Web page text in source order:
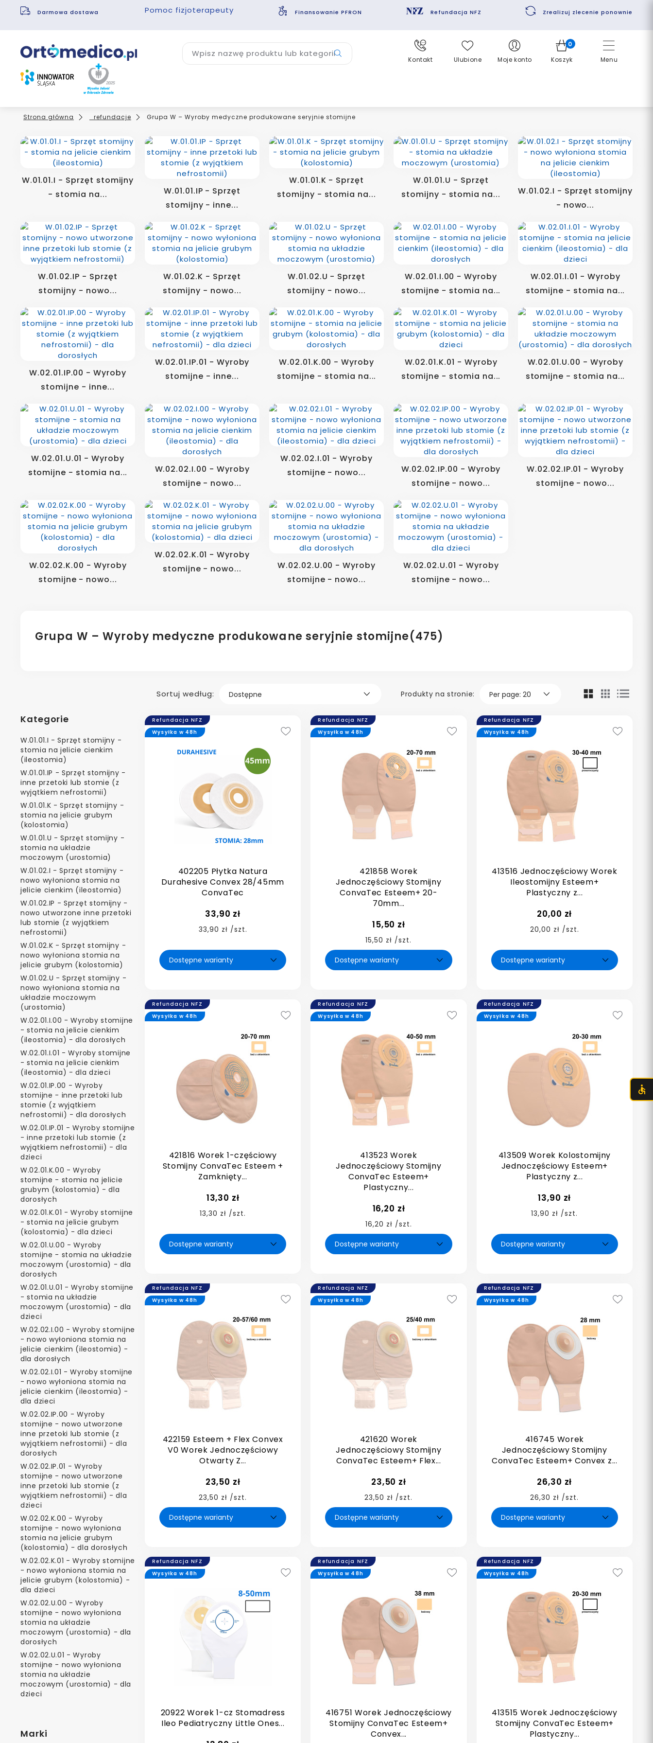
Darmowa dostawa Pomoc fizjoterapeuty Finansowanie PFRON Refundacja NFZ Zrealizuj zlecenie ponownie
Menu
Wpisz nazwę produktu lub kategorii
Kontakt Ulubione Moje konto
0
Koszyk
Strona główna _refundacje Grupa W – Wyroby medyczne produkowane seryjnie stomijne
W.01.01.I - Sprzęt stomijny
- stomia na...
W.01.01.IP - Sprzęt
stomijny - inne...
W.01.01.K - Sprzęt
stomijny - stomia na...
W.01.01.U - Sprzęt
stomijny - stomia na...
W.01.02.I - Sprzęt stomijny
- nowo...
W.01.02.IP - Sprzęt
stomijny - nowo...
W.01.02.K - Sprzęt
stomijny - nowo...
W.01.02.U - Sprzęt
stomijny - nowo...
W.02.01.I.00 - Wyroby
stomijne - stomia na...
W.02.01.I.01 - Wyroby
stomijne - stomia na...
W.02.01.IP.00 - Wyroby
stomijne - inne...
W.02.01.IP.01 - Wyroby
stomijne - inne...
W.02.01.K.00 - Wyroby
stomijne - stomia na...
W.02.01.K.01 - Wyroby
stomijne - stomia na...
W.02.01.U.00 - Wyroby
stomijne - stomia na...
W.02.01.U.01 - Wyroby
stomijne - stomia na...
W.02.02.I.00 - Wyroby
stomijne - nowo...
W.02.02.I.01 - Wyroby
stomijne - nowo...
W.02.02.IP.00 - Wyroby
stomijne - nowo...
W.02.02.IP.01 - Wyroby
stomijne - nowo...
W.02.02.K.00 - Wyroby
stomijne - nowo...
W.02.02.K.01 - Wyroby
stomijne - nowo...
W.02.02.U.00 - Wyroby
stomijne - nowo...
W.02.02.U.01 - Wyroby
stomijne - nowo...
Grupa W – Wyroby medyczne produkowane seryjnie stomijne(475)
Kategorie
W.01.01.I - Sprzęt stomijny -
stomia na jelicie cienkim
(ileostomia)
W.01.01.IP - Sprzęt stomijny -
inne przetoki lub stomie (z
wyjątkiem nefrostomii)
W.01.01.K - Sprzęt stomijny -
stomia na jelicie grubym
(kolostomia)
W.01.01.U - Sprzęt stomijny -
stomia na układzie
moczowym (urostomia)
W.01.02.I - Sprzęt stomijny -
nowo wyłoniona stomia na
jelicie cienkim (ileostomia)
W.01.02.IP - Sprzęt stomijny -
nowo utworzone inne przetoki
lub stomie (z wyjątkiem
nefrostomii)
W.01.02.K - Sprzęt stomijny -
nowo wyłoniona stomia na
jelicie grubym (kolostomia)
W.01.02.U - Sprzęt stomijny -
nowo wyłoniona stomia na
układzie moczowym
(urostomia)
W.02.01.I.00 - Wyroby stomijne
- stomia na jelicie cienkim
(ileostomia) - dla dorosłych
W.02.01.I.01 - Wyroby stomijne
- stomia na jelicie cienkim
(ileostomia) - dla dzieci
W.02.01.IP.00 - Wyroby
stomijne - inne przetoki lub
stomie (z wyjątkiem
nefrostomii) - dla dorosłych
W.02.01.IP.01 - Wyroby stomijne
- inne przetoki lub stomie (z
wyjątkiem nefrostomii) - dla
dzieci
W.02.01.K.00 - Wyroby
stomijne - stomia na jelicie
grubym (kolostomia) - dla
dorosłych
W.02.01.K.01 - Wyroby stomijne
- stomia na jelicie grubym
(kolostomia) - dla dzieci
W.02.01.U.00 - Wyroby
stomijne - stomia na układzie
moczowym (urostomia) - dla
dorosłych
W.02.01.U.01 - Wyroby stomijne
- stomia na układzie
moczowym (urostomia) - dla
dzieci
W.02.02.I.00 - Wyroby stomijne
- nowo wyłoniona stomia na
jelicie cienkim (ileostomia) -
dla dorosłych
W.02.02.I.01 - Wyroby stomijne
- nowo wyłoniona stomia na
jelicie cienkim (ileostomia) -
dla dzieci
W.02.02.IP.00 - Wyroby
stomijne - nowo utworzone
inne przetoki lub stomie (z
wyjątkiem nefrostomii) - dla
dorosłych
W.02.02.IP.01 - Wyroby
stomijne - nowo utworzone
inne przetoki lub stomie (z
wyjątkiem nefrostomii) - dla
dzieci
W.02.02.K.00 - Wyroby
stomijne - nowo wyłoniona
stomia na jelicie grubym
(kolostomia) - dla dorosłych
W.02.02.K.01 - Wyroby stomijne
- nowo wyłoniona stomia na
jelicie grubym (kolostomia) -
dla dzieci
W.02.02.U.00 - Wyroby
stomijne - nowo wyłoniona
stomia na układzie
moczowym (urostomia) - dla
dorosłych
W.02.02.U.01 - Wyroby
stomijne - nowo wyłoniona
stomia na układzie
moczowym (urostomia) - dla
dzieci
Marki
Sortuj według: Produkty na stronie:
Refundacja NFZ
402205 Płytka Natura
Durahesive Convex 28/45mm
ConvaTec
33,90 zł
33,90 zł /szt.
Wysyłka w 48h
Refundacja NFZ
421858 Worek
Jednoczęściowy Stomijny
ConvaTec Esteem+ 20-
70mm...
15,50 zł
15,50 zł /szt.
Wysyłka w 48h
Refundacja NFZ
413516 Jednoczęściowy Worek
Ileostomijny Esteem+
Plastyczny z...
20,00 zł
20,00 zł /szt.
Wysyłka w 48h
Refundacja NFZ
421816 Worek 1-częściowy
Stomijny ConvaTec Esteem +
Zamknięty...
13,30 zł
13,30 zł /szt.
Wysyłka w 48h
Refundacja NFZ
413523 Worek
Jednoczęściowy Stomijny
ConvaTec Esteem+
Plastyczny...
16,20 zł
16,20 zł /szt.
Wysyłka w 48h
Refundacja NFZ
413509 Worek Kolostomijny
Jednoczęściowy Esteem+
Plastyczny z...
13,90 zł
13,90 zł /szt.
Wysyłka w 48h
Refundacja NFZ
422159 Esteem + Flex Convex
V0 Worek Jednoczęściowy
Otwarty Z...
23,50 zł
23,50 zł /szt.
Wysyłka w 48h
Refundacja NFZ
421620 Worek
Jednoczęściowy Stomijny
ConvaTec Esteem+ Flex...
23,50 zł
23,50 zł /szt.
Wysyłka w 48h
Refundacja NFZ
416745 Worek
Jednoczęściowy Stomijny
ConvaTec Esteem+ Convex z...
26,30 zł
26,30 zł /szt.
Wysyłka w 48h
Refundacja NFZ
20922 Worek 1-cz Stomadress
Ileo Pediatryczny Little Ones...
Wysyłka w 48h
Refundacja NFZ
416751 Worek Jednoczęściowy
Stomijny ConvaTec Esteem+
Convex...
Wysyłka w 48h
Refundacja NFZ
413515 Worek Jednoczęściowy
Stomijny ConvaTec Esteem+
Plastyczny...
Wysyłka w 48h